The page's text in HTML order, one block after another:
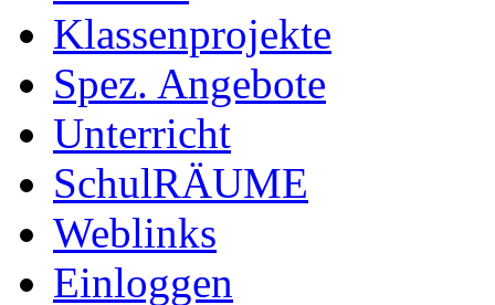
Klassenprojekte
Spez. Angebote
Unterricht
SchulRÄUME
Weblinks
Einloggen